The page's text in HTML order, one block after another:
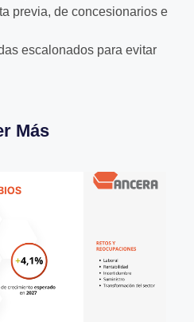
previa, de concesionarios e
escalonados para evitar
Más